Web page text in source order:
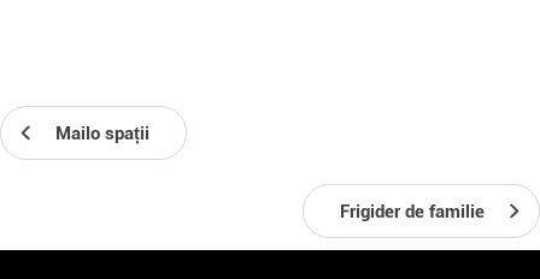
Mailo spații
Frigider de familie